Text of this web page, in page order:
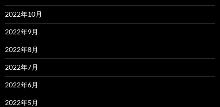
2022年10月
2022年9月
2022年8月
2022年7月
2022年6月
2022年5月